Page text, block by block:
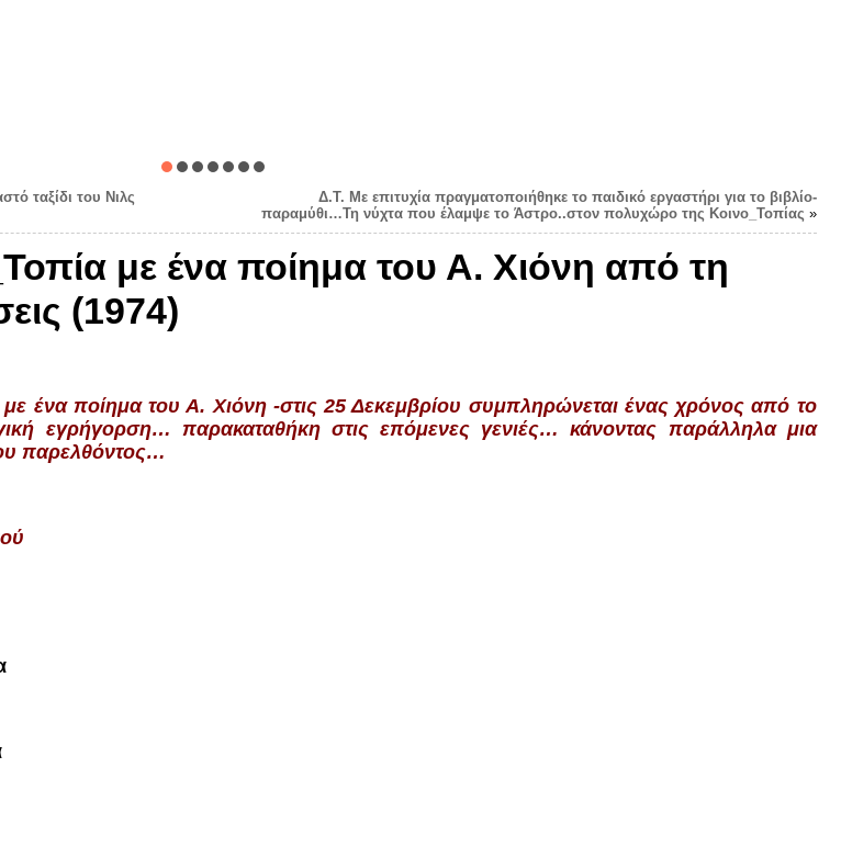
ταξίδι του Νιλς
Δ.Τ. Με επιτυχία πραγματοποιήθηκε το παιδικό εργαστήρι για το βιβλίο-
παραμύθι…Τη νύχτα που έλαμψε το Άστρο..στον πολυχώρο της Κοινο_Τοπίας »
με ένα ποίημα του Α. Χιόνη από τη
(1974)
ένα ποίημα του Α. Χιόνη -στις 25 Δεκεμβρίου συμπληρώνεται ένας χρόνος από το
εγρήγορση… παρακαταθήκη στις επόμενες γενιές… κάνοντας παράλληλα μια
παρελθόντος…